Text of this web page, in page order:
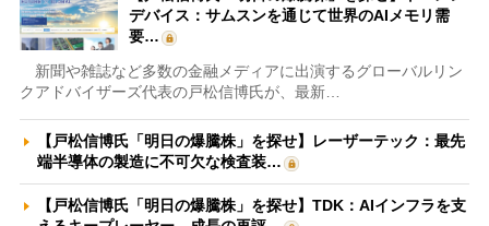
デバイス：サムスンを通じて世界のAIメモリ需
要…
新聞や雑誌など多数の金融メディアに出演するグローバルリン
クアドバイザーズ代表の戸松信博氏が、最新…
【戸松信博氏「明日の爆騰株」を探せ】レーザーテック：最先
端半導体の製造に不可欠な検査装…
【戸松信博氏「明日の爆騰株」を探せ】TDK：AIインフラを支